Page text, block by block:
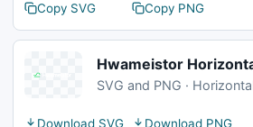
Copy SVG
Copy PNG
Hwameistor
SVG and PNG ·
Download SVG
Download PNG